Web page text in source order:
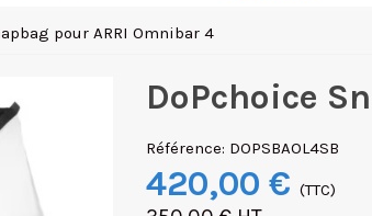
pour ARRI Omnibar 4
DoPchoice
Référence: DOPSBAOL4SB
420,00 € (TTC)